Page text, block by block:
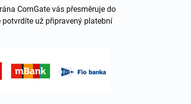
ComGate vás přesměruje do
už připravený platební